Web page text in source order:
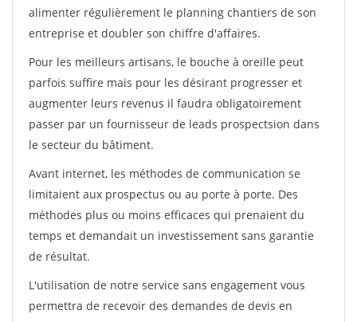
alimenter régulièrement le planning chantiers de son
entreprise et doubler son chiffre d'affaires.
Pour les meilleurs artisans, le bouche à oreille peut
parfois suffire mais pour les désirant progresser et
augmenter leurs revenus il faudra obligatoirement
passer par un fournisseur de leads prospectsion dans
le secteur du bâtiment.
Avant internet, les méthodes de communication se
limitaient aux prospectus ou au porte à porte. Des
méthodes plus ou moins efficaces qui prenaient du
temps et demandait un investissement sans garantie
de résultat.
L'utilisation de notre service sans engagement vous
permettra de recevoir des demandes de devis en